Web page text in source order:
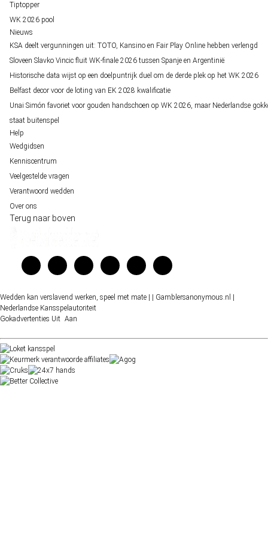
Tiptopper
WK 2026 pool
Nieuws
KSA deelt vergunningen uit: TOTO, Kansino en Fair Play Online hebben verlengd
Sloveen Slavko Vincic fluit WK-finale 2026 tussen Spanje en Argentinië
Historische data wijst op een doelpuntrijk duel om de derde plek op het WK 2026
Belfast decor voor de loting van EK 2028 kwalificatie
Unai Simón favoriet voor gouden handschoen op WK 2026, maar Nederlandse
staat buitenspel
Help
Wedgidsen
Kenniscentrum
Veelgestelde vragen
Verantwoord wedden
Over ons
Terug naar boven
Wedden kan verslavend werken, speel met mate | | Gamblersanonymous.nl |
Nederlandse Kansspelautoriteit
Gokadvertenties Uit Aan